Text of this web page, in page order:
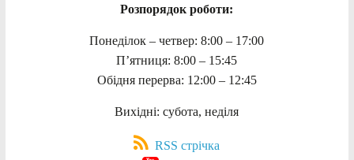
Розпорядок роботи:
Понеділок – четвер: 8:00 – 17:00
П’ятниця: 8:00 – 15:45
Обідня перерва: 12:00 – 12:45
Вихідні: субота, неділя
RSS стрічка